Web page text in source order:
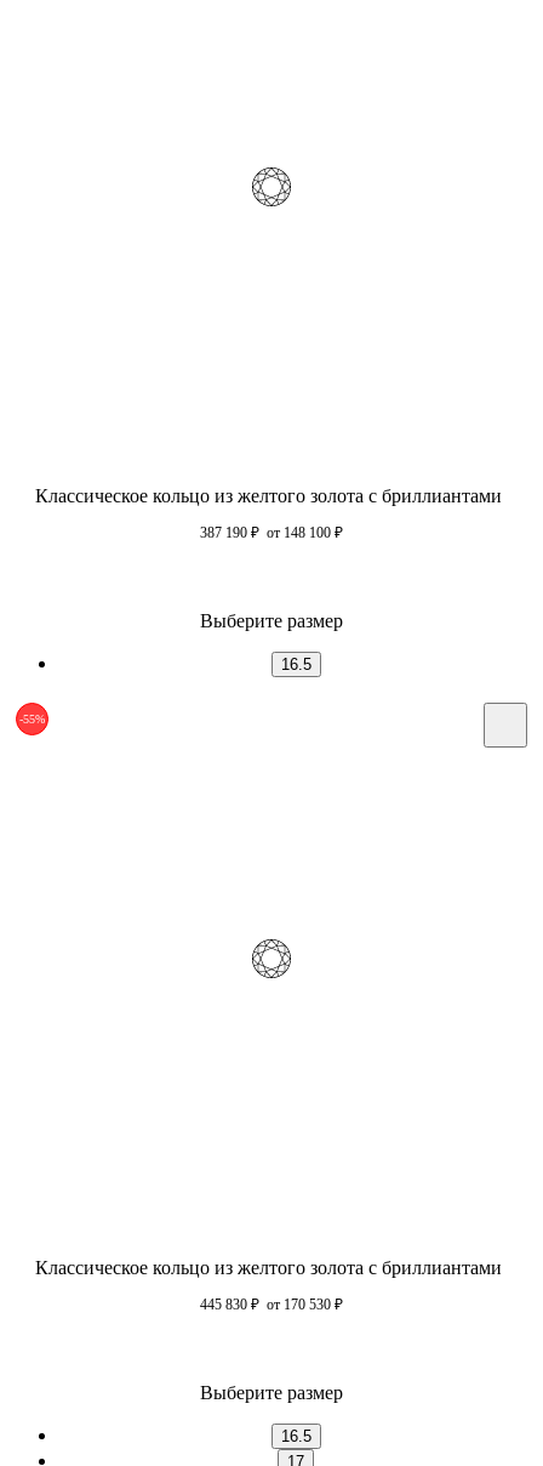
Классическое кольцо из желтого золота с бриллиантами
387 190 ₽ от 148 100 ₽
Выберите размер
16.5
-55%
Классическое кольцо из желтого золота с бриллиантами
445 830 ₽ от 170 530 ₽
Выберите размер
16.5
17